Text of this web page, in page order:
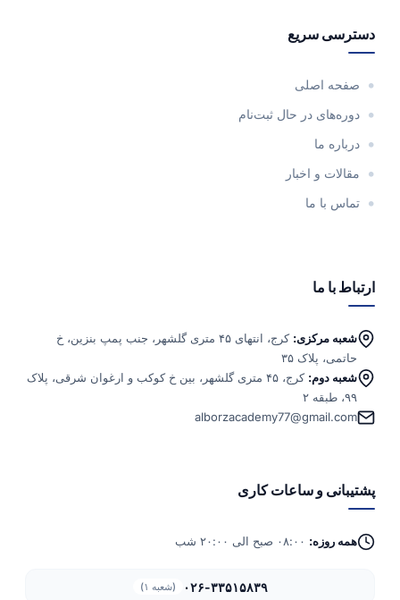
دسترسی سریع
صفحه اصلی
دوره‌های در حال ثبت‌نام
درباره ما
مقالات و اخبار
تماس با ما
ارتباط با ما
شعبه مرکزی:
کرج، انتهای ۴۵ متری گلشهر، جنب پمپ بنزین، خ
حاتمی، پلاک ۳۵
شعبه دوم:
کرج، ۴۵ متری گلشهر، بین خ کوکب و ارغوان شرقی، پلاک
۹۹، طبقه ۲
alborzacademy77@gmail.com
پشتیبانی و ساعات کاری
همه روزه:
۰۲۶-۳۳۵۱۵۸۳۹ (شعبه ۱)